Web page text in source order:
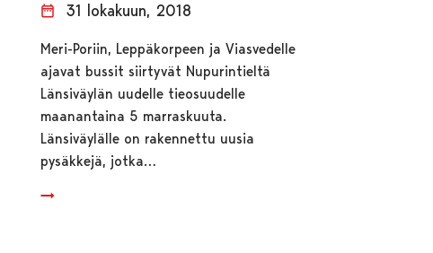
31 lokakuun, 2018
Meri-Poriin, Leppäkorpeen ja Viasvedelle
ajavat bussit siirtyvät Nupurintieltä
Länsiväylän uudelle tieosuudelle
maanantaina 5 marraskuuta.
Länsiväylälle on rakennettu uusia
pysäkkejä, jotka…